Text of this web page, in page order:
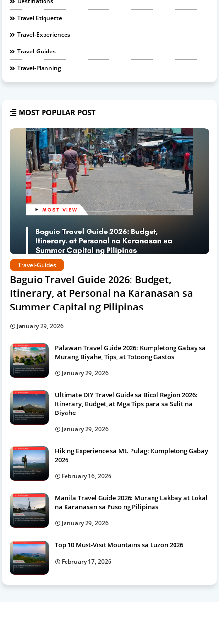
Travel Etiquette
Travel-Experiences
Travel-Guides
Travel-Planning
MOST POPULAR POST
Travel-Guides
Baguio Travel Guide 2026: Budget,
Itinerary, at Personal na Karanasan sa
Summer Capital ng Pilipinas
January 29, 2026
Palawan Travel Guide 2026: Kumpletong Gabay sa
Murang Biyahe, Tips, at Totoong Gastos
January 29, 2026
Ultimate DIY Travel Guide sa Bicol Region 2026:
Itinerary, Budget, at Mga Tips para sa Sulit na
Biyahe
January 29, 2026
Hiking Experience sa Mt. Pulag: Kumpletong Gabay
2026
February 16, 2026
Manila Travel Guide 2026: Murang Lakbay at Lokal
na Karanasan sa Puso ng Pilipinas
January 29, 2026
Top 10 Must-Visit Mountains sa Luzon 2026
February 17, 2026